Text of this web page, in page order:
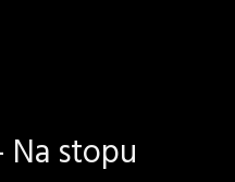
Na stopu